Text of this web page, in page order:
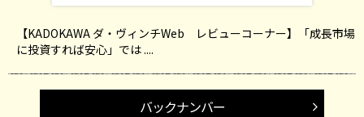
【KADOKAWA ダ・ヴィンチWeb レビューコーナー】「成長市場
に投資すれば安心」では ....
バックナンバー